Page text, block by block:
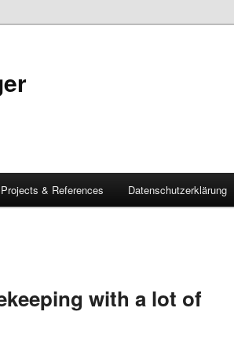
Projects & References Datenschutzerklärung
with a lot of